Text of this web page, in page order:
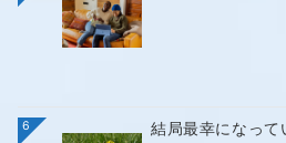
6 結局最幸になって